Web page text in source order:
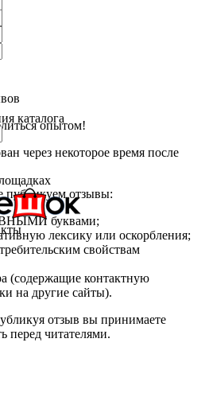
опытом!
через некоторое время после
публикуем отзывы:
буквами;
лексику или оскорбления;
свойствам
(содержащие контактную
на другие сайты).
отзыв вы принимаете
перед читателями.
каталога